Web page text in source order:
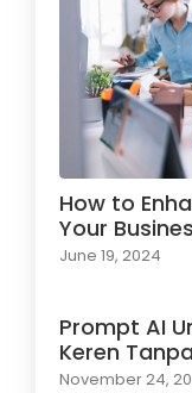
How to
Your
June 19, 2024
Prompt AI
Keren
November 24,